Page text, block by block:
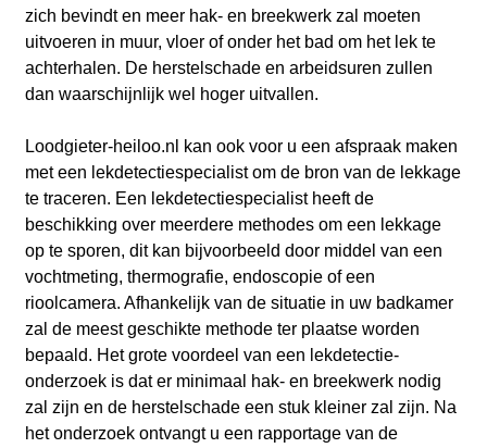
zich bevindt en meer hak- en breekwerk zal moeten
uitvoeren in muur, vloer of onder het bad om het lek te
achterhalen. De herstelschade en arbeidsuren zullen
dan waarschijnlijk wel hoger uitvallen.
Loodgieter-heiloo.nl kan ook voor u een afspraak maken
met een lekdetectiespecialist om de bron van de lekkage
te traceren. Een lekdetectiespecialist heeft de
beschikking over meerdere methodes om een lekkage
op te sporen, dit kan bijvoorbeeld door middel van een
vochtmeting, thermografie, endoscopie of een
rioolcamera. Afhankelijk van de situatie in uw badkamer
zal de meest geschikte methode ter plaatse worden
bepaald. Het grote voordeel van een lekdetectie-
onderzoek is dat er minimaal hak- en breekwerk nodig
zal zijn en de herstelschade een stuk kleiner zal zijn. Na
het onderzoek ontvangt u een rapportage van de